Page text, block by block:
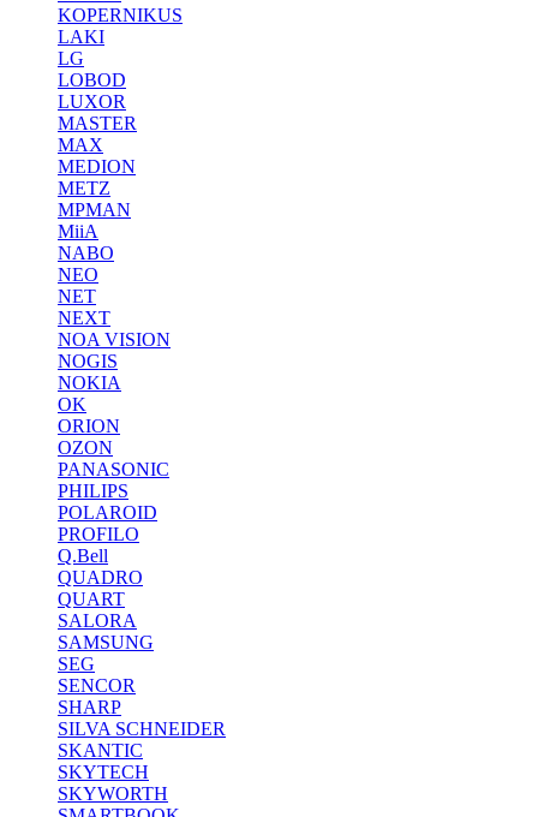
KOPERNIKUS
LAKI
LG
LOBOD
LUXOR
MASTER
MAX
MEDION
METZ
MPMAN
MiiA
NABO
NEO
NET
NEXT
NOA VISION
NOGIS
NOKIA
OK
ORION
OZON
PANASONIC
PHILIPS
POLAROID
PROFILO
Q.Bell
QUADRO
QUART
SALORA
SAMSUNG
SEG
SENCOR
SHARP
SILVA SCHNEIDER
SKANTIC
SKYTECH
SKYWORTH